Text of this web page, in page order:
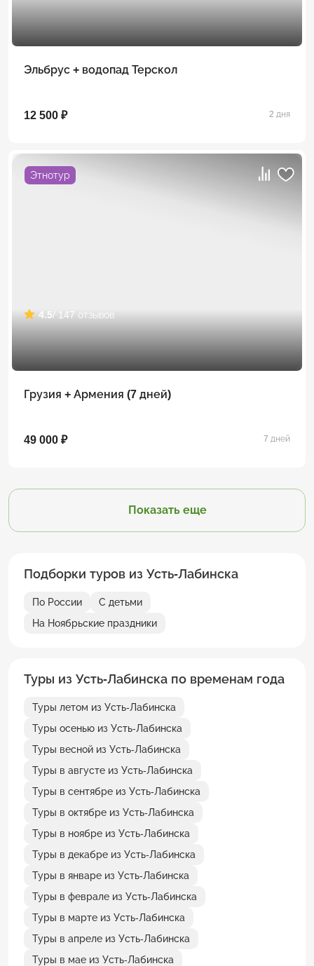
Эльбрус + водопад Терскол
12 500 ₽ 2 дня
Этнотур
4.5/ 147 отзывов
Грузия + Армения (7 дней)
49 000 ₽ 7 дней
Показать еще
Подборки туров из Усть-Лабинска
По России
С детьми
На Ноябрьские праздники
Туры из Усть-Лабинска по временам года
Туры летом из Усть-Лабинска
Туры осенью из Усть-Лабинска
Туры весной из Усть-Лабинска
Туры в августе из Усть-Лабинска
Туры в сентябре из Усть-Лабинска
Туры в октябре из Усть-Лабинска
Туры в ноябре из Усть-Лабинска
Туры в декабре из Усть-Лабинска
Туры в январе из Усть-Лабинска
Туры в феврале из Усть-Лабинска
Туры в марте из Усть-Лабинска
Туры в апреле из Усть-Лабинска
Туры в мае из Усть-Лабинска